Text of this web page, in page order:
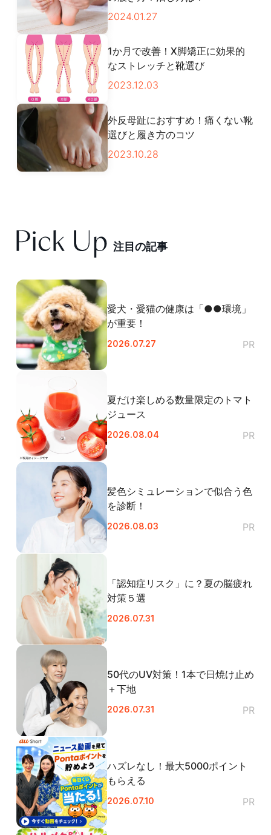
2024.01.27
1か月で改善！X脚矯正に効果的
なストレッチと靴選び
2023.12.03
外反母趾におすすめ！痛くない靴
選びと履き方のコツ
2023.10.28
注目の記事
愛犬・愛猫の健康は「●●環境」
が重要！
2026.07.27 PR
夏だけ楽しめる数量限定のトマト
ジュース
2026.08.04 PR
髪色シミュレーションで似合う色
を診断！
2026.08.03 PR
「認知症リスク」に？夏の脳疲れ
対策５選
2026.07.31
50代のUV対策！1本で日焼け止め
＋下地
2026.07.31 PR
ハズレなし！最大5000ポイント
もらえる
2026.07.10 PR
閉じる